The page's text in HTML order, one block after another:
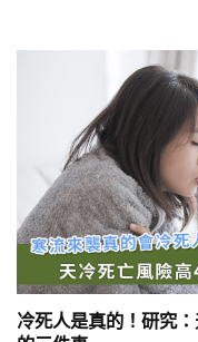
冷死人是真的！研究：天氣